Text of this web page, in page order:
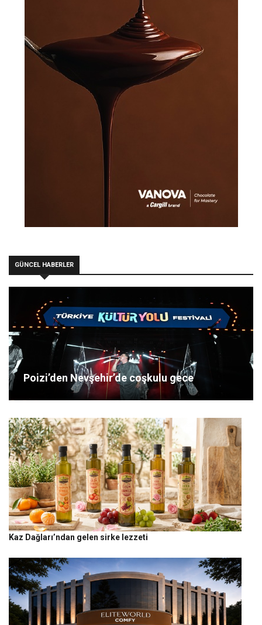
GÜNCEL HABERLER
Poizi’den Nevşehir’de coşkulu gece
Kaz Dağları’ndan gelen sirke lezzeti